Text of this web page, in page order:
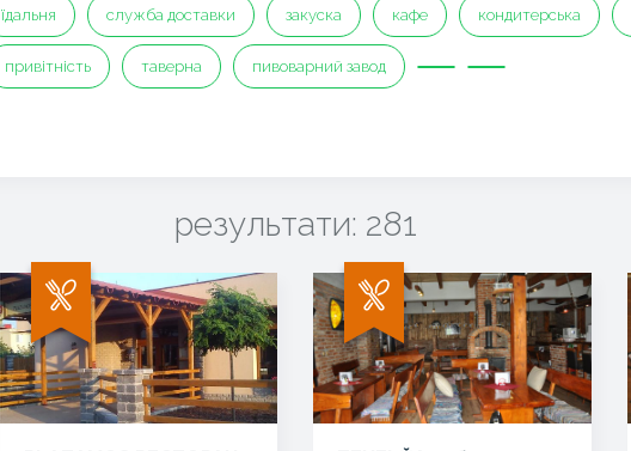
їдальня служба доставки закуска кафе кондитерська
привітність таверна пивоварний завод
результати: 281